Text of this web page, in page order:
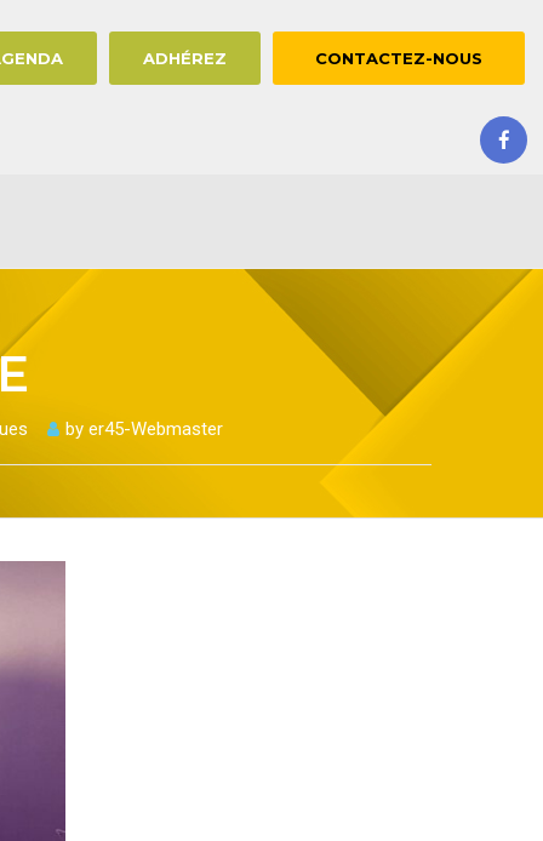
ADHÉREZ CONTACTEZ-NOUS
by er45-Webmaster